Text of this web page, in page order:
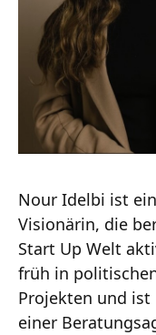
Nour Idelbi ist
Visionärin, die
Start Up Welt
früh in
Projekten und
einer